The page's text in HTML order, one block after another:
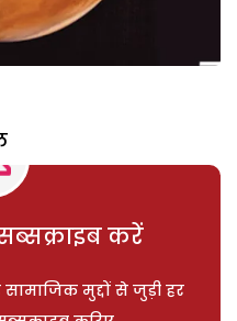
करें
मुद्दों से जुड़ी हर